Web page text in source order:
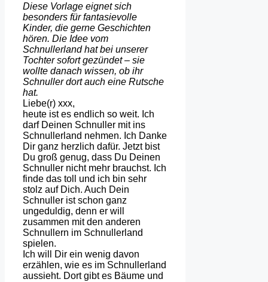
Diese Vorlage eignet sich
besonders für fantasievolle
Kinder, die gerne Geschichten
hören. Die Idee vom
Schnullerland hat bei unserer
Tochter sofort gezündet – sie
wollte danach wissen, ob ihr
Schnuller dort auch eine Rutsche
hat.
Liebe(r) xxx,
heute ist es endlich so weit. Ich
darf Deinen Schnuller mit ins
Schnullerland nehmen. Ich Danke
Dir ganz herzlich dafür. Jetzt bist
Du groß genug, dass Du Deinen
Schnuller nicht mehr brauchst. Ich
finde das toll und ich bin sehr
stolz auf Dich. Auch Dein
Schnuller ist schon ganz
ungeduldig, denn er will
zusammen mit den anderen
Schnullern im Schnullerland
spielen.
Ich will Dir ein wenig davon
erzählen, wie es im Schnullerland
aussieht. Dort gibt es Bäume und